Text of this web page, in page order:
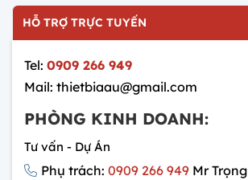
HỖ TRỢ TRỰC TUYẾN
Tel: 0909 266 949
Mail: thietbiaau@gmail.com
PHÒNG KINH DOANH:
Tư vấn - Dự Án
Phụ trách: 0909 266 949 Mr Trọng